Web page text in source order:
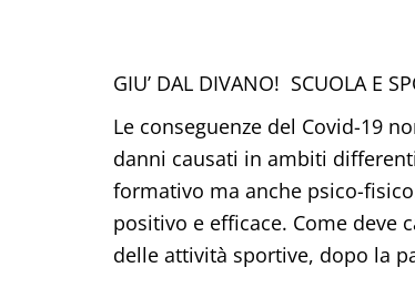
GIU’ DAL DIVANO! SCUOLA E
Le conseguenze del Covid-19
danni causati in ambiti
formativo ma anche psico-
positivo e efficace. Come deve
delle attività sportive, dopo la